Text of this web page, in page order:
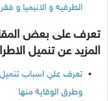
الطرفيه و الانيميا و
تعرف على بعض
المزيد عن تنميل
تعرف علي اسباب
وطرق الوقاية منها